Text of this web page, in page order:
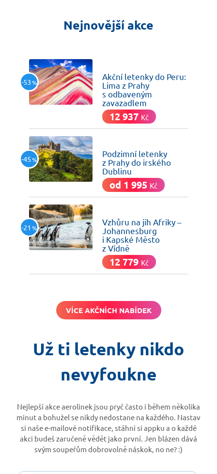
Nejnovější akce
-53%
Akční letenky do Peru:
Lima z Prahy
s odbaveným
zavazadlem
12 937 Kč
-45%
Podzimní letenky
z Prahy do irského
Dublinu
od 1 995 Kč
-21 %
Vzhůru na jih Afriky –
Johannesburg
i Kapské Město
z Vídně
12 779 Kč
VÍCE AKČNÍCH NABÍDEK
Už ti letenky nikdo
nevyfoukne
Nejlepší akce aerolinek jsou pryč často i během několika
minut a bohužel se nikdy nedostane na každého. Nastav
si naše e-mailové notifikace, stáhni si appku a o každé
akci budeš zaručeně vědět jako první. Jen blázen dává
svým soupeřům dobrovolně náskok, no ne? :)